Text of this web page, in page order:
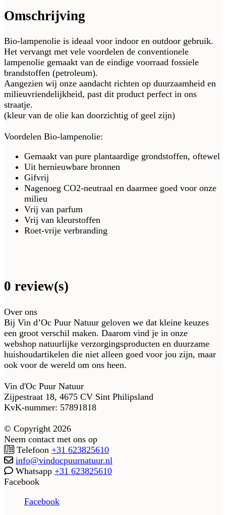
Omschrijving
Bio-lampenolie is ideaal voor indoor en outdoor gebruik.
Het vervangt met vele voordelen de conventionele
lampenolie gemaakt van de eindige voorraad fossiele
brandstoffen (petroleum).
Aangezien wij onze aandacht richten op duurzaamheid en
milieuvriendelijkheid, past dit product perfect in ons
straatje.
(kleur van de olie kan doorzichtig of geel zijn)
Voordelen Bio-lampenolie:
Gemaakt van pure plantaardige grondstoffen, oftewel
Uit hernieuwbare bronnen
Gifvrij
Nagenoeg CO2-neutraal en daarmee goed voor onze
milieu
Vrij van parfum
Vrij van kleurstoffen
Roet-vrije verbranding
0 review(s)
Over ons
Bij Vin d’Oc Puur Natuur geloven we dat kleine keuzes
een groot verschil maken. Daarom vind je in onze
webshop natuurlijke verzorgingsproducten en duurzame
huishoudartikelen die niet alleen goed voor jou zijn, maar
ook voor de wereld om ons heen.
Vin d'Oc Puur Natuur
Zijpestraat 18, 4675 CV Sint Philipsland
KvK-nummer: 57891818
© Copyright 2026
Neem contact met ons op
Telefoon +31 623825610
info@vindocpuurnatuur.nl
Whatsapp +31 623825610
Facebook
Facebook